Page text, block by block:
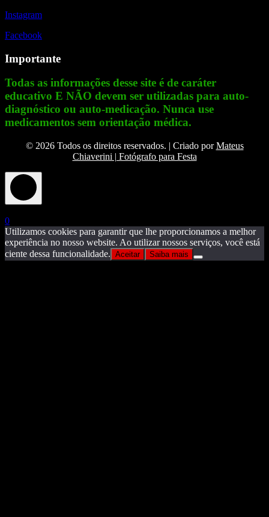
Instagram
Facebook
Importante
Todas as informações desse site é de caráter
educativo E NÃO devem ser utilizadas para auto-
diagnóstico ou auto-medicação. Nunca use
medicamentos sem orientação médica.
© 2026 Todos os direitos reservados. | Criado porMateus
Chiaverini | Fotógrafo para Festa
0
Utilizamos cookies para garantir que lhe proporcionamos a melhor
experiência no nosso website. Ao utilizar nossos serviços, você está
ciente dessa funcionalidade. Aceitar Saiba mais